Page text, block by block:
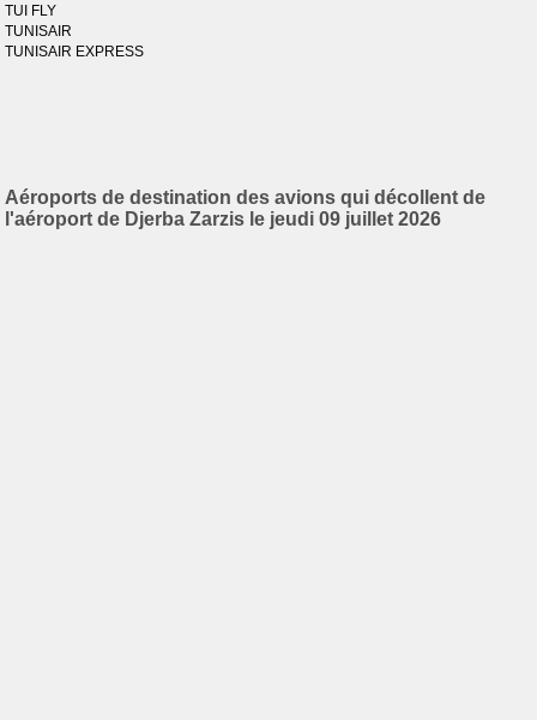
TUI FLY
TUNISAIR
TUNISAIR EXPRESS
Aéroports de destination des avions qui décollent de
l'aéroport de Djerba Zarzis le jeudi 09 juillet 2026